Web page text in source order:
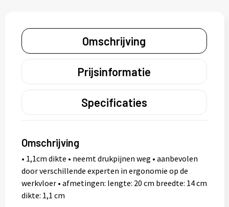
Omschrijving
Prijsinformatie
Specificaties
Omschrijving
• 1,1cm dikte • neemt drukpijnen weg • aanbevolen
door verschillende experten in ergonomie op de
werkvloer • afmetingen: lengte: 20 cm breedte: 14 cm
dikte: 1,1 cm